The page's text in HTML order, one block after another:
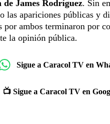
James Rodríguez. Sin
las apariciones públicas y
por ambos terminaron por
la opinión pública.
Sigue a Caracol TV en
📺 Sigue a Caracol TV en